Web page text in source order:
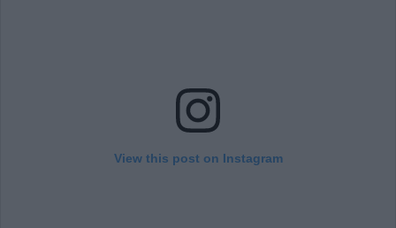
View this post on Instagram